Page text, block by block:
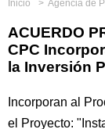
Inicio Agencia de
ACUERDO
CPC
la Inversión
Incorporan al
el Proyecto: